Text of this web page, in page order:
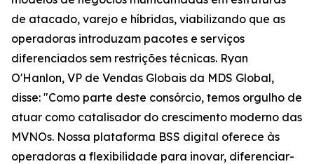
de atacado, varejo e híbridas, viabilizando que as
operadoras introduzam pacotes e serviços
diferenciados sem restrições técnicas. Ryan
O'Hanlon, VP de Vendas Globais da MDS Global,
disse: "Como parte deste consórcio, temos orgulho de
atuar como catalisador do crescimento moderno das
MVNOs. Nossa plataforma BSS digital oferece às
operadoras a flexibilidade para inovar, diferenciar-